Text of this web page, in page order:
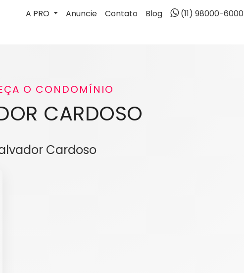
A PRO Anuncie Contato Blog (11) 98000-6000
O CONDOMÍNIO
CARDOSO
Cardoso